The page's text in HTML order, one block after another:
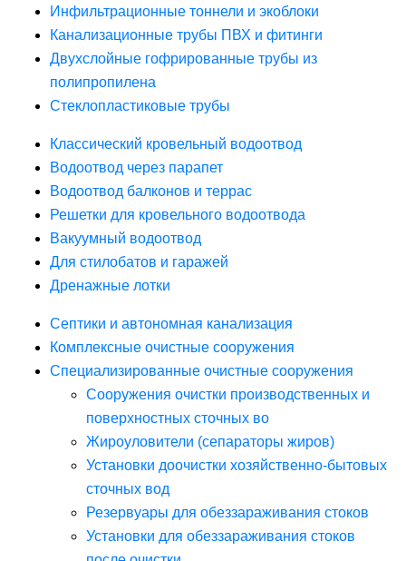
Инфильтрационные тоннели и экоблоки
Канализационные трубы ПВХ и фитинги
Двухслойные гофрированные трубы из
полипропилена
Стеклопластиковые трубы
Классический кровельный водоотвод
Водоотвод через парапет
Водоотвод балконов и террас
Решетки для кровельного водоотвода
Вакуумный водоотвод
Для стилобатов и гаражей
Дренажные лотки
Септики и автономная канализация
Комплексные очистные сооружения
Специализированные очистные сооружения
Сооружения очистки производственных и
поверхностных сточных во
Жироуловители (сепараторы жиров)
Установки доочистки хозяйственно-бытовых
сточных вод
Резервуары для обеззараживания стоков
Установки для обеззараживания стоков